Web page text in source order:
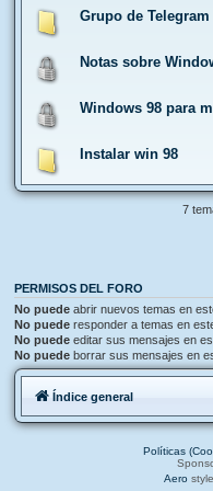
Grupo de
Notas sobre
Windows 98 para
Instalar win 98
7
PERMISOS DEL FORO
No puede abrir nuevos temas en
No puede responder a temas en
No puede editar sus mensajes en
No puede borrar sus mensajes en
Índice general
Políticas
Aero